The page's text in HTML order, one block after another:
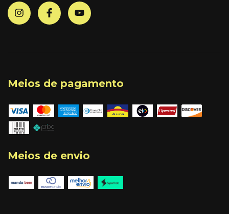
Meios de pagamento
Meios de envio